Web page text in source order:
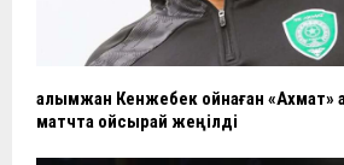
Ғалымжан Кенжебек ойнаған «Ахмат»
матчта ойсырай жеңілді